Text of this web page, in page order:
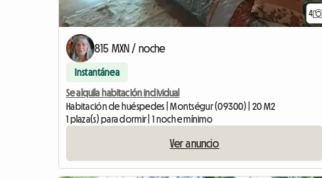
4
815 MXN / noche
Instantánea
Se alquila habitación individual
Habitación de huéspedes | Montségur (09300) | 20 M2
1 plaza(s) para dormir | 1 noche mínimo
Ver anuncio